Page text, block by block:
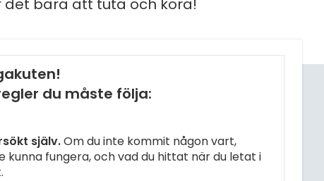
bara att tuta och köra!
du måste följa:
själv.Om du inte kommit någon vart,
kunna fungera, och vad du hittat när du letat i